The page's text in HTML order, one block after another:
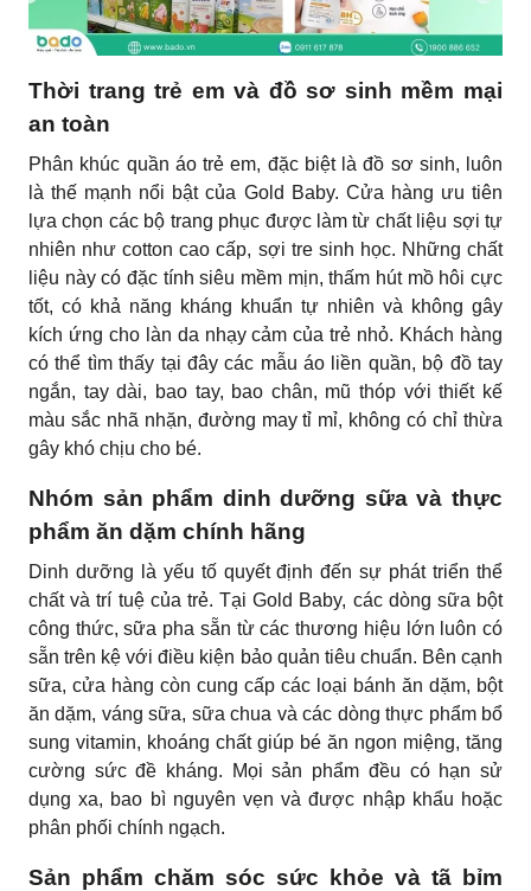
Thời trang trẻ em và đồ sơ sinh mềm mại
an toàn
Phân khúc quần áo trẻ em, đặc biệt là đồ sơ sinh, luôn
là thế mạnh nổi bật của Gold Baby. Cửa hàng ưu tiên
lựa chọn các bộ trang phục được làm từ chất liệu sợi tự
nhiên như cotton cao cấp, sợi tre sinh học. Những chất
liệu này có đặc tính siêu mềm mịn, thấm hút mồ hôi cực
tốt, có khả năng kháng khuẩn tự nhiên và không gây
kích ứng cho làn da nhạy cảm của trẻ nhỏ. Khách hàng
có thể tìm thấy tại đây các mẫu áo liền quần, bộ đồ tay
ngắn, tay dài, bao tay, bao chân, mũ thóp với thiết kế
màu sắc nhã nhặn, đường may tỉ mỉ, không có chỉ thừa
gây khó chịu cho bé.
Nhóm sản phẩm dinh dưỡng sữa và thực
phẩm ăn dặm chính hãng
Dinh dưỡng là yếu tố quyết định đến sự phát triển thể
chất và trí tuệ của trẻ. Tại Gold Baby, các dòng sữa bột
công thức, sữa pha sẵn từ các thương hiệu lớn luôn có
sẵn trên kệ với điều kiện bảo quản tiêu chuẩn. Bên cạnh
sữa, cửa hàng còn cung cấp các loại bánh ăn dặm, bột
ăn dặm, váng sữa, sữa chua và các dòng thực phẩm bổ
sung vitamin, khoáng chất giúp bé ăn ngon miệng, tăng
cường sức đề kháng. Mọi sản phẩm đều có hạn sử
dụng xa, bao bì nguyên vẹn và được nhập khẩu hoặc
phân phối chính ngạch.
Sản phẩm chăm sóc sức khỏe và tã bỉm